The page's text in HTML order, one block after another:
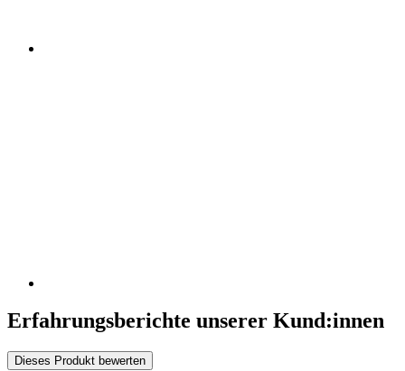
Erfahrungsberichte unserer Kund:innen
Dieses Produkt bewerten